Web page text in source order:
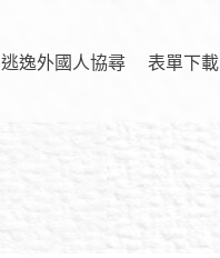
逃逸外國人協尋 表單下載